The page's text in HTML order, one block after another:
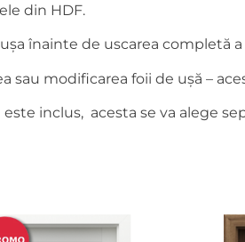
din HDF.
înainte de uscarea completă
sau modificarea foii de ușă –
inclus, acesta se va alege